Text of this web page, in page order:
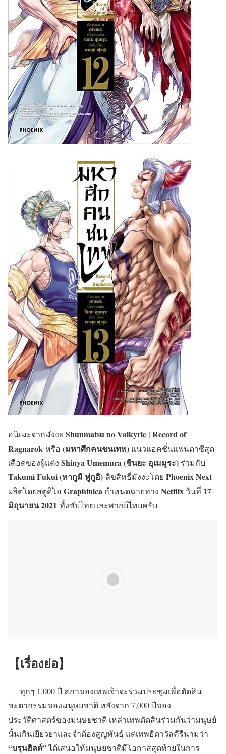
อนิเมะจากมังงะ Shuumatsu no Valkyrie | Record of
Ragnarok หรือ (มหาศึกคนชนเทพ) แนวแอคชั่นแฟนตาซีสุด
เดือดของผู้แต่ง Shinya Umemura(ชินยะ อุเมมูระ) ร่วมกับ
Takumi Fukui (ทากูมิ ฟูกูอิ) ลิขสิทธิ์มังงะโดย Phoenix Next
ผลิตโดยสตูดิโอ Graphinica กำหนดฉายทาง Netflix วันที่ 17
มิถุนายน 2021 ทั้งซับไทยและพากย์ไทยครับ
【เรื่องย่อ】
ทุกๆ 1,000 ปี สภาของเทพเจ้าจะร่วมประชุมเพื่อตัดสิน
ชะตากรรมของมนุษยชาติ หลังจาก 7,000 ปีของ
ประวัติศาสตร์ของมนุษยชาติ เหล่าเทพตัดสินร่วมกันว่ามนุษย์
นั้นเกินเยียวยาและจำต้องสูญพันธุ์ แต่เทพธิดาวัลคีรีนามว่า
“บรุนฮิลด์”ได้เสนอให้มนุษยชาติมีโอกาสสุดท้ายในการ